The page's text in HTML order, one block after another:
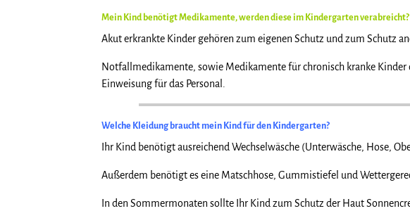
Mein Kind benötigt Medikamente, werden diese im Kindergarten verabreicht?
Akut erkrankte Kinder gehören zum eigenen Schutz und zum Schutz
Notfallmedikamente, sowie Medikamente für chronisch kranke
Einweisung für das Personal.
Welche Kleidung braucht mein Kind für den Kindergarten?
Ihr Kind benötigt ausreichend Wechselwäsche (Unterwäsche, Hose,
Außerdem benötigt es eine Matschhose, Gummistiefel und
In den Sommermonaten sollte Ihr Kind zum Schutz der Haut